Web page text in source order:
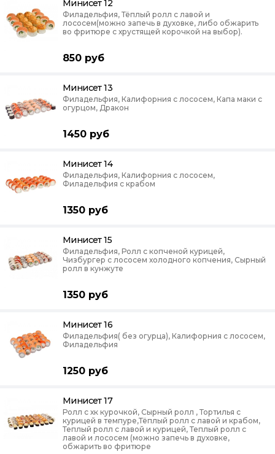
Минисет 12
Филадельфия, Тёплый ролл с лавой и
лососем(можно запечь в духовке, либо обжарить
во фритюре с хрустящей корочкой на выбор).
850 руб
Минисет 13
Филадельфия, Калифорния с лососем, Капа маки с
огурцом, Дракон
1450 руб
Минисет 14
Филадельфия, Калифорния с лососем,
Филадельфия с крабом
1350 руб
Минисет 15
Филадельфия, Ролл с копченой курицей,
Чизбургер с лососем холодного копчения, Сырный
ролл в кунжуте
1350 руб
Минисет 16
Филадельфия( без огурца), Калифорния с лососем,
Филадельфия
1250 руб
Минисет 17
Ролл с хк курочкой, Сырный ролл , Тортилья с
курицей в темпуре,Тёплый ролл с лавой и крабом,
Теплый ролл с лавой и курицей, Теплый ролл с
лавой и лососем (можно запечь в духовке,
обжарить во фритюре